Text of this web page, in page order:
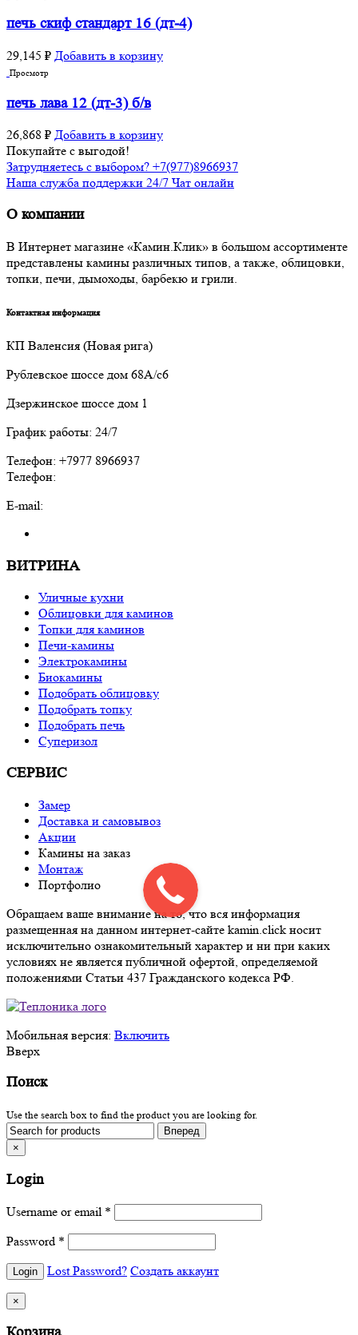
печь скиф стандарт 16 (дт-4)
29,145 ₽ Добавить в корзину
Просмотр
печь лава 12 (дт-3) б/в
26,868 ₽ Добавить в корзину
Покупайте с выгодой!
Затрудняетесь с выбором? +7(977)8966937
Наша служба поддержки 24/7 Чат онлайн
О компании
В Интернет магазине «Камин.Клик» в большом ассортименте
представлены камины различных типов, а также, облицовки,
топки, печи, дымоходы, барбекю и грили.
Контактная информация
КП Валенсия (Новая рига)
Рублевское шоссе дом 68А/с6
Дзержинское шоссе дом 1
График работы: 24/7
Телефон: +7977 8966937
Телефон:
E-mail:
ВИТРИНА
Уличные кухни
Облицовки для каминов
Топки для каминов
Печи-камины
Электрокамины
Биокамины
Подобрать облицовку
Подобрать топку
Подобрать печь
Суперизол
СЕРВИС
Замер
Доставка и самовывоз
Акции
Камины на заказ
Монтаж
Портфолио
Обращаем ваше внимание на то, что вся информация
размещенная на данном интернет-сайте kamin.click носит
исключительно ознакомительный характер и ни при каких
условиях не является публичной офертой, определяемой
положениями Статьи 437 Гражданского кодекса РФ.
Мобильная версия: Включить
Вверх
Поиск
Use the search box to find the product you are looking for.
×
Login
Username or email *
Password *
Lost Password? Создать аккаунт
×